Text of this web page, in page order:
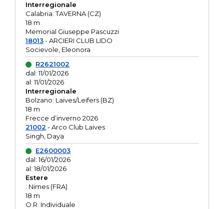
Interregionale
Calabria: TAVERNA (CZ)
18 m
Memorial Giuseppe Pascuzzi
18013- ARCIERI CLUB LIDO
Socievole, Eleonora
R2621002
dal: 11/01/2026
al: 11/01/2026
Interregionale
Bolzano: Laives/Leifers (BZ)
18 m
Frecce d’inverno 2026
21002 - Arco Club Laives
Singh, Daya
E2600003
dal: 16/01/2026
al: 18/01/2026
Estere
: Nimes (FRA)
18 m
O.R. Individuale